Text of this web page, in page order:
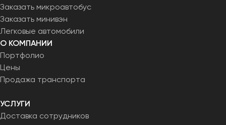
Заказать микроавтобус
Заказать минивэн
Легковые автомобили
О КОМПАНИИ
Портфолио
Цены
Продажа транспорта
УСЛУГИ
Доставка сотрудников